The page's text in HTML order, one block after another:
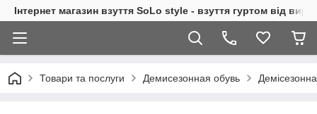
Інтернет магазин взуття SoLo style - взуття гуртом від
Товари та послуги Демисезонная обувь